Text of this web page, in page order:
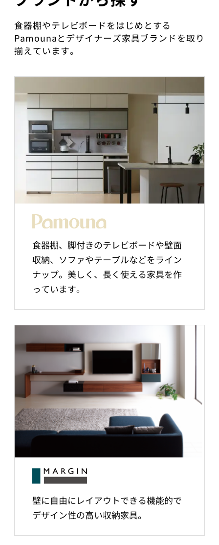
食器棚やテレビボードをはじめとする
Pamounaとデザイナーズ家具ブランドを取り
揃えています。
食器棚、脚付きのテレビボードや壁面
収納、ソファやテーブルなどをライン
ナップ。美しく、長く使える家具を作
っています。
壁に自由にレイアウトできる機能的で
デザイン性の高い収納家具。